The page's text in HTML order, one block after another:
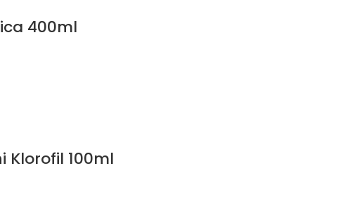
400ml
Klorofil 100ml